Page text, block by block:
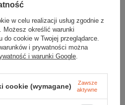
2014r. o prawach konsumenta.
ZA TEN PRODUKT NA TERENIE UE
w celu realizacji usług zgodnie z
. Możesz określić warunki
do cookie w Twojej przeglądarce.
i prywatności można
i warunki Google
cookie (wymagane)
Zawsze
aktywne